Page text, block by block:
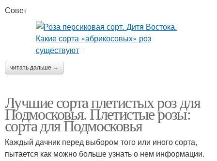
Совет
читать дальше →
Лучшие сорта плетистых роз для
Подмосковья. Плетистые розы:
сорта для Подмосковья
Каждый дачник перед выбором того или иного сорта,
пытается как можно больше узнать о нем информации.